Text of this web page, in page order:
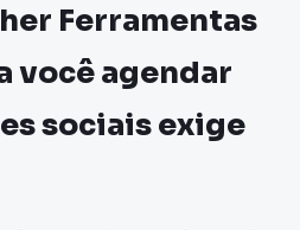
Ferramentas
você agendar
sociais exige